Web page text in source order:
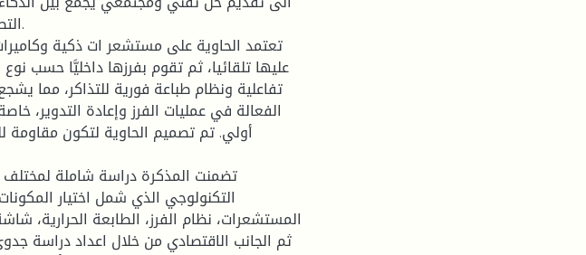
تعتمد الحاوية على مستشعر ات ذكية
عليها تلقائيا، ثم تقوم بفرزها داخليَّا حسب
تفاعلية ونظام طباعة فورية للتذاكر، مما
الفعالة في عمليات الفرز وإعادة التدوير،
أولي. تم تصميم الحاوية لتكون مقاومة
تضمنت المذكرة دراسة شاملة لمختلف
التكنولوجي الذي شمل اختيار
المستشعرات، نظام الفرز، الطابعة الحرارية،
ثم الجانب الاقتصادي من خلال اعداد دراسة